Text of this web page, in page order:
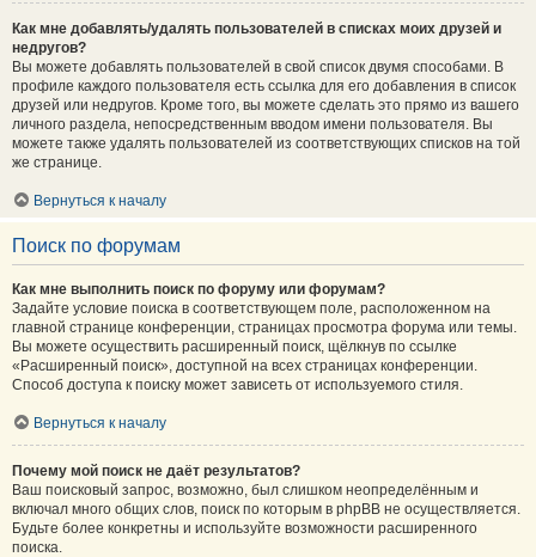
Как мне добавлять/удалять пользователей в списках моих друзей и
недругов?
Вы можете добавлять пользователей в свой список двумя способами. В
профиле каждого пользователя есть ссылка для его добавления в список
друзей или недругов. Кроме того, вы можете сделать это прямо из вашего
личного раздела, непосредственным вводом имени пользователя. Вы
можете также удалять пользователей из соответствующих списков на той
же странице.
Вернуться к началу
Поиск по форумам
Как мне выполнить поиск по форуму или форумам?
Задайте условие поиска в соответствующем поле, расположенном на
главной странице конференции, страницах просмотра форума или темы.
Вы можете осуществить расширенный поиск, щёлкнув по ссылке
«Расширенный поиск», доступной на всех страницах конференции.
Способ доступа к поиску может зависеть от используемого стиля.
Вернуться к началу
Почему мой поиск не даёт результатов?
Ваш поисковый запрос, возможно, был слишком неопределённым и
включал много общих слов, поиск по которым в phpBB не осуществляется.
Будьте более конкретны и используйте возможности расширенного
поиска.